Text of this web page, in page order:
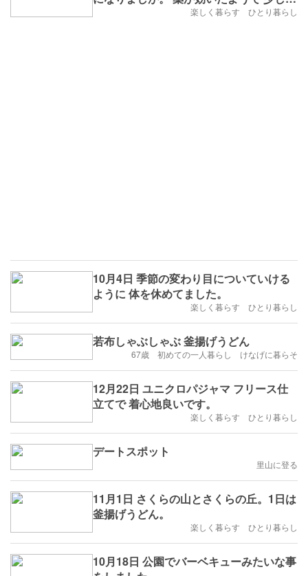
楽そうになりました。楽しく暮らす ひとり暮らし
10月4日 季節の変わり目についていける
ように 体を休めてました。
楽しく暮らす ひとり暮らし
若布しゃぶしゃぶ 釜揚げうどん
67歳 初めての一人暮らし けなげに暮らそ
12月22日 ユニクロパジャマ フリース仕
立てで 着心地良いです。
楽しく暮らす ひとり暮らし
デートスポット
里山に登る
11月1日 さくらの山とさくらの丘。1日は
釜揚げうどん。
楽しく暮らす ひとり暮らし
10月18日 公園でバーベキューみたいな事